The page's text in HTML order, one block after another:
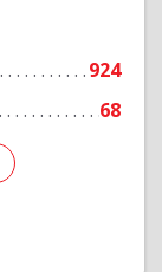
924
68